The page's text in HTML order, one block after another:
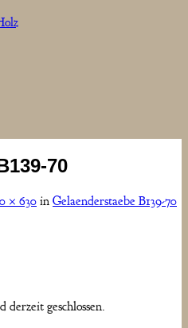
70
× 630 in Gelaenderstaebe B139-70
derzeit geschlossen.